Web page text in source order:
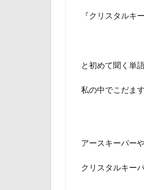
『クリスタルキ
と初めて聞く単
私の中でこだま
アースキーパー
クリスタルキー